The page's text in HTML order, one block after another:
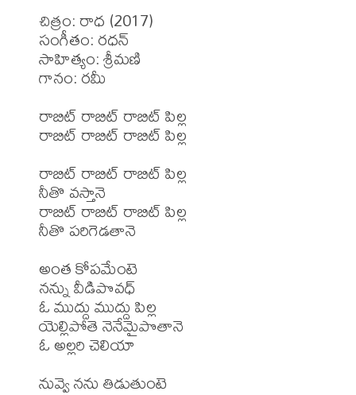
చిత్రం: రాధ (2017)
సంగీతం: రధన్
సాహిత్యం: శ్రీమణి
గానం: రమీ
రాబిట్ రాబిట్ రాబిట్ పిల్ల
రాబిట్ రాబిట్ రాబిట్ పిల్ల
రాబిట్ రాబిట్ రాబిట్ పిల్ల
నీతొ వస్తానె
రాబిట్ రాబిట్ రాబిట్ పిల్ల
నీతొ పరిగెడతానె
అంత కోపమేంటె
నన్ను వీడిపొవధ్
ఓ ముద్దు ముద్దు పిల్ల
యెల్లిపోతె నెనేమైపొతానె
ఓ అల్లరి చెలియా
నువ్వె నను తిడుతుంటె